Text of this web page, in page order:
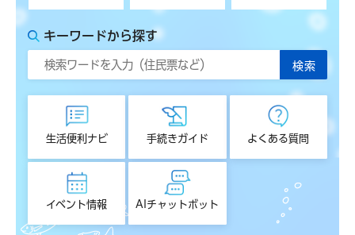
キーワードから探す
生活便利ナビ 手続きガイド よくある質問
イベント情報 AIチャットボット